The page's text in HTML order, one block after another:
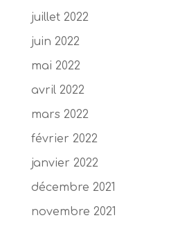
juillet 2022
juin 2022
mai 2022
avril 2022
mars 2022
février 2022
janvier 2022
décembre 2021
novembre 2021